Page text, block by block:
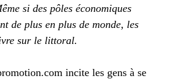
si des pôles économiques
de plus en plus de monde, les
sur le littoral.
incite les gens à se